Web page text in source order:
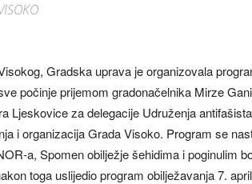
Gradska uprava je organizovala
počinje prijemom gradonačelnika Mirze
Ljeskovice za delegacije Udruženja
i organizacija Grada Visoko. Program se
a, Spomen obilježje šehidima i poginulim
toga uslijedio program obilježavanja 7.